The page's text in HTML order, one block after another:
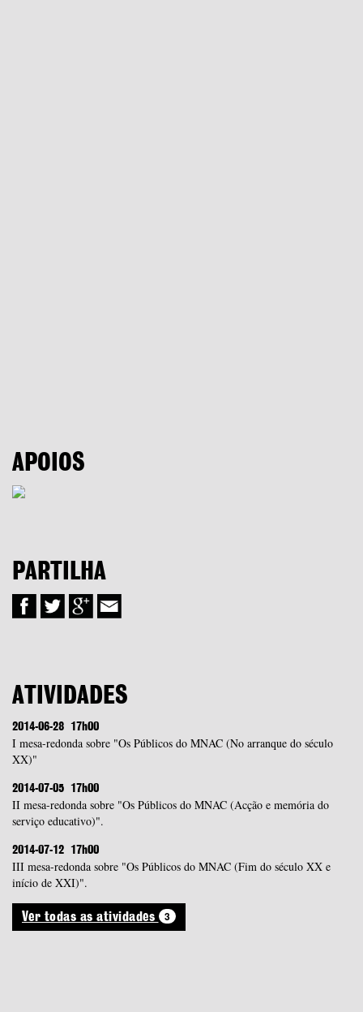
APOIOS
PARTILHA
ATIVIDADES
2014-06-28 17h00
I mesa-redonda sobre "Os Públicos do MNAC (No arranque do século
XX)"
2014-07-05 17h00
II mesa-redonda sobre "Os Públicos do MNAC (Acção e memória do
serviço educativo)".
2014-07-12 17h00
III mesa-redonda sobre "Os Públicos do MNAC (Fim do século XX e
início de XXI)".
Ver todas as atividades 3